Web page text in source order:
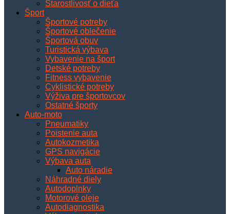
Starostlivosť o dieťa
Šport
Športové potreby
Športové oblečenie
Športová obuv
Turistická výbava
Vybavenie na šport
Detské potreby
Fitness vybavenie
Cyklistické potreby
Výživa pre športovcov
Ostatné športy
Auto-moto
Pneumatiky
Poistenie auta
Autokozmetika
GPS navigácie
Výbava auta
Auto náradie
Náhradné diely
Autodoplnky
Motorové oleje
Autodiagnostika